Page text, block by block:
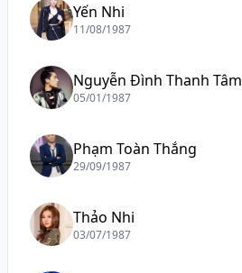
Yến Nhi
11/08/1987
Nguyễn Đình Thanh Tâm
05/01/1987
Phạm Toàn Thắng
29/09/1987
Thảo Nhi
03/07/1987